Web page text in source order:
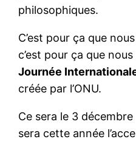
philosophiques.
C’est pour ça que
c’est pour ça que
Journée
créée par l’ONU.
Ce sera le 3
sera cette année